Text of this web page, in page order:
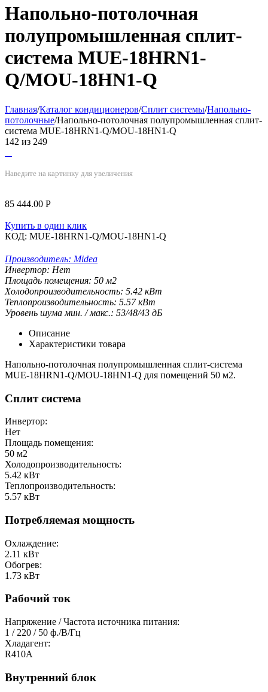
Напольно-потолочная
полупромышленная сплит-
система MUE-18HRN1-
Q/MOU-18HN1-Q
Главная/Каталог кондиционеров/Сплит системы/Напольно-
потолочные/Напольно-потолочная полупромышленная сплит-
система MUE-18HRN1-Q/MOU-18HN1-Q
142 из 249
Наведите на картинку для увеличения
85 444.00 Р
Купить в один клик
КОД: MUE-18HRN1-Q/MOU-18HN1-Q
Производитель: Midea
Инвертор: Нет
Площадь помещения: 50 м2
Холодопроизводительность: 5.42 кВт
Теплопроизводительность: 5.57кВт
Уровень шума мин. / макс.: 53/48/43 дБ
Описание
Характеристики товара
Напольно-потолочная полупромышленная сплит-система
MUE-18HRN1-Q/MOU-18HN1-Q для помещений 50 м2.
Сплит система
Инвертор:
Нет
Площадь помещения:
50 м2
Холодопроизводительность:
5.42 кВт
Теплопроизводительность:
5.57 кВт
Потребляемая мощность
Охлаждение:
2.11 кВт
Обогрев:
1.73 кВт
Рабочий ток
Напряжение / Частота источника питания:
1 / 220 / 50 ф./В/Гц
Хладагент:
R410A
Внутренний блок